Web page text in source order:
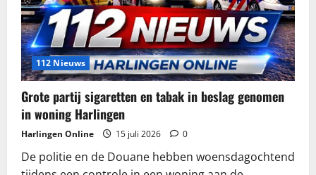
112 Nieuws
Grote partij sigaretten en tabak in beslag genomen
in woning Harlingen
Harlingen Online 15 juli 2026 0
De politie en de Douane hebben woensdagochtend